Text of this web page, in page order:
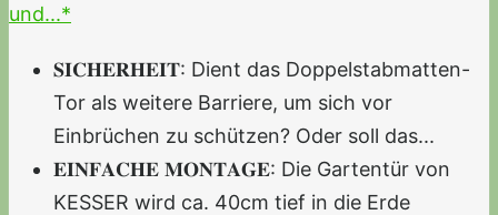
und...*
𝐒𝐈𝐂𝐇𝐄𝐑𝐇𝐄𝐈𝐓: Dient das Doppelstabmatten-
Tor als weitere Barriere, um sich vor
Einbrüchen zu schützen? Oder soll das...
𝐄𝐈𝐍𝐅𝐀𝐂𝐇𝐄 𝐌𝐎𝐍𝐓𝐀𝐆𝐄: Die Gartentür von
KESSER wird ca. 40cm tief in die Erde